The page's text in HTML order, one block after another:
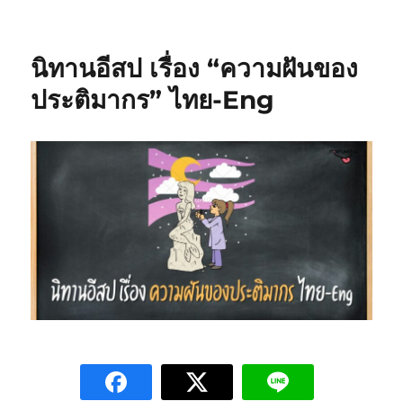
นิทานอีสป เรื่อง “ความฝันของ
ประติมากร” ไทย-Eng